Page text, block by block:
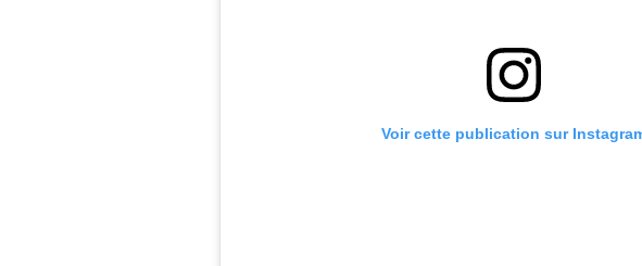
Voir cette publication sur